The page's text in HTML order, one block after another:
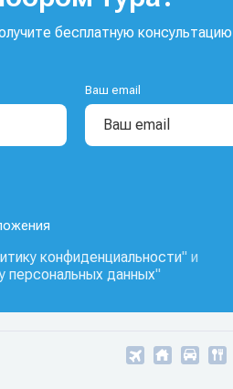
бесплатную консультацию
Ваш email
конфиденциальности" и
персональных данных"